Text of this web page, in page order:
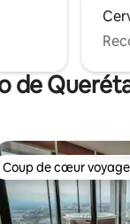
de
Coup de cœur
Coup de cœur